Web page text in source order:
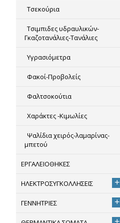
Τσεκούρια
Τσιμπιδες υδραυλικών-
Γκαζοτανάλιες-Τανάλιες
Υγρασιόμετρα
Φακοί-Προβολείς
Φαλτσοκούτια
Χαράκτες -Κιμωλίες
Ψαλίδια χειρός-λαμαρίνας-
μπετού
ΕΡΓΑΛΕΙΟΘΗΚΕΣ
ΗΛΕΚΤΡΟΣΥΓΚΟΛΛΗΣΕΙΣ +
ΓΕΝΝΗΤΡΙΕΣ +